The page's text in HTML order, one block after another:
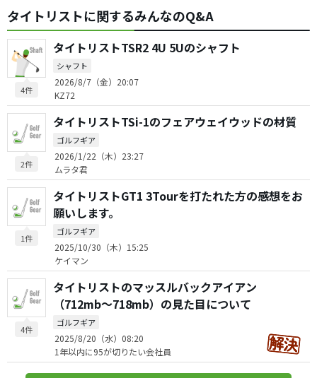
タイトリストに関するみんなのQ&A
4件
タイトリストTSR2 4U 5Uのシャフト
シャフト
2026/8/7（金）20:07
KZ72
2件
タイトリストTSi-1のフェアウェイウッドの材質
ゴルフギア
2026/1/22（木）23:27
ムラタ君
1件
タイトリストGT1 3Tourを打たれた方の感想をお
願いします。
ゴルフギア
2025/10/30（木）15:25
ケイマン
4件
タイトリストのマッスルバックアイアン
（712mb〜718mb）の見た目について
ゴルフギア
2025/8/20（水）08:20
1年以内に95が切りたい会社員